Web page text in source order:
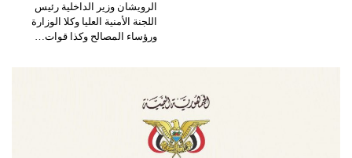
الرويشان وزير الداخلية رئيس
اللجنة الأمنية العليا وكلا الوزارة
ورؤساء المصالح وكذا قوات…